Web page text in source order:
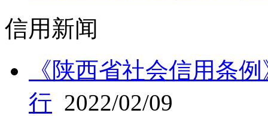
信用新闻
《陕西省社会信用条
行 2022/02/09